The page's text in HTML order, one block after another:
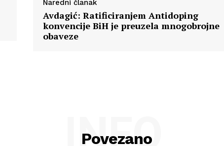
Naredni članak
Avdagić: Ratificiranjem Antidoping
konvencije BiH je preuzela mnogobrojne
obaveze
Povezano
INFO